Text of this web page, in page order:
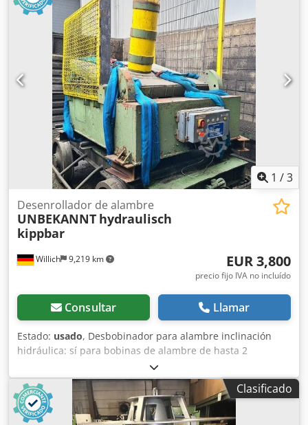
1 /3
Willich 9,219 km
Desenrollador de alambre
UNBEKANNT hydraulisch
kippbar
EUR 3,800
precio fijo IVA no incluído
Consultar Llamar
Estado: usado, Desbobinador para alambre inclinación
hidráulica: sí para bobinas de alambre de hasta 2
toneladas año de fabricación: desconocido Crodpfx Aeh
Tafxskbjf completo con sistema hidráulico +++++ Tenga en
cuenta que la máquina se encuentra desmontada y lista
para ser transportada. Por este motivo, no es posible
Clasificado